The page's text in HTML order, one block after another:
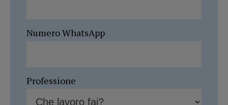
Numero WhatsApp
Professione